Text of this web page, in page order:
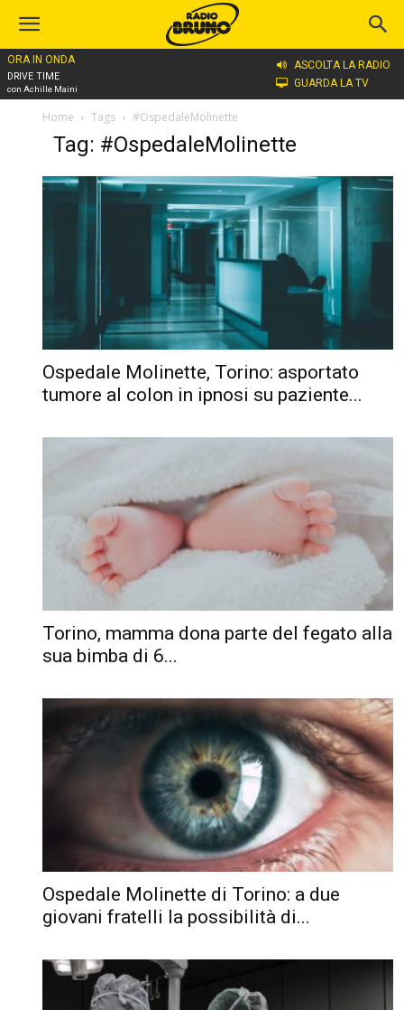
ORA IN ONDA
DRIVE TIME
con Achille Maini
ASCOLTA LA RADIO
GUARDA LA TV
Home Tags #OspedaleMolinette
Tag: #OspedaleMolinette
Ospedale Molinette, Torino: asportato
tumore al colon in ipnosi su paziente...
Torino, mamma dona parte del fegato alla
sua bimba di 6...
Ospedale Molinette di Torino: a due
giovani fratelli la possibilità di...